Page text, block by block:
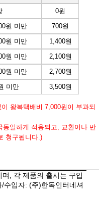
0원
원 미만
700원
원 미만
1,400원
원 미만
2,100원
원 미만
2,700원
미만 3,500원
왕복택배비 7,000원이 부과되
일하게 적용되고, 교환이나 반
청구됩니다.)
, 각 제품의 출시는 구입
수입자: (주)한독인터네셔